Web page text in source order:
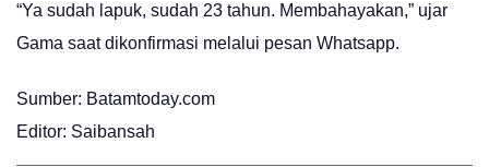
“Ya sudah lapuk, sudah 23 tahun. Membahayakan,” ujar
Gama saat dikonfirmasi melalui pesan Whatsapp.
Sumber: Batamtoday.com
Editor: Saibansah